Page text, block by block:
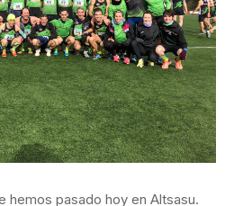
hemos pasado hoy en Altsasu.